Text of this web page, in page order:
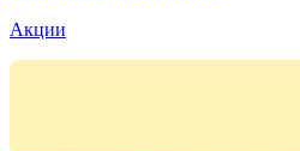
Акции